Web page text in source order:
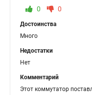
0 0
Достоинства
Много
Недостатки
Нет
Комментарий
Этот коммутатор